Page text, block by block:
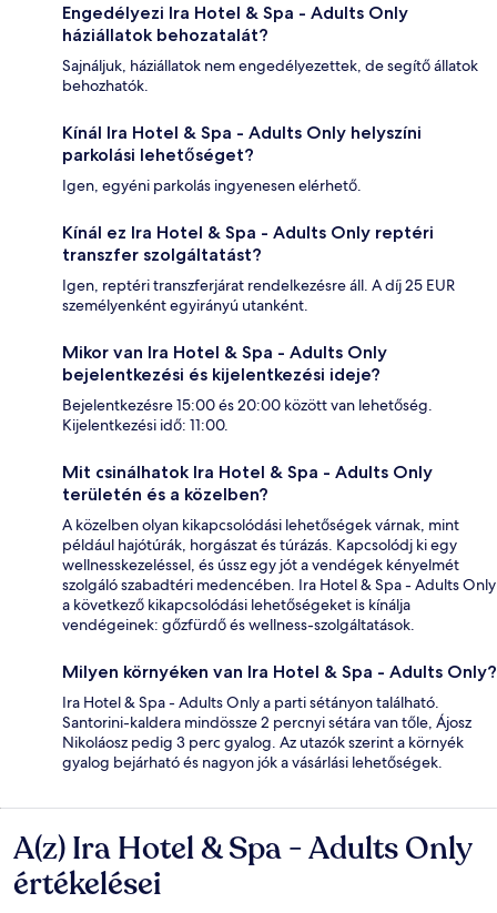
Engedélyezi Ira Hotel & Spa - Adults Only
háziállatok behozatalát?
Sajnáljuk, háziállatok nem engedélyezettek, de segítő állatok
behozhatók.
Kínál Ira Hotel & Spa - Adults Only helyszíni
parkolási lehetőséget?
Igen, egyéni parkolás ingyenesen elérhető.
Kínál ez Ira Hotel & Spa - Adults Only reptéri
transzfer szolgáltatást?
Igen, reptéri transzferjárat rendelkezésre áll. A díj 25 EUR
személyenként egyirányú utanként.
Mikor van Ira Hotel & Spa - Adults Only
bejelentkezési és kijelentkezési ideje?
Bejelentkezésre 15:00 és 20:00 között van lehetőség.
Kijelentkezési idő: 11:00.
Mit csinálhatok Ira Hotel & Spa - Adults Only
területén és a közelben?
A közelben olyan kikapcsolódási lehetőségek várnak, mint
például hajótúrák, horgászat és túrázás. Kapcsolódj ki egy
wellnesskezeléssel, és ússz egy jót a vendégek kényelmét
szolgáló szabadtéri medencében. Ira Hotel & Spa - Adults Only
a következő kikapcsolódási lehetőségeket is kínálja
vendégeinek: gőzfürdő és wellness-szolgáltatások.
Milyen környéken van Ira Hotel & Spa - Adults Only?
Ira Hotel & Spa - Adults Only a parti sétányon található.
Santorini-kaldera mindössze 2 percnyi sétára van tőle, Ájosz
Nikoláosz pedig 3 perc gyalog. Az utazók szerint a környék
gyalog bejárható és nagyon jók a vásárlási lehetőségek.
Értékelések
A(z) Ira Hotel & Spa - Adults Only
értékelései